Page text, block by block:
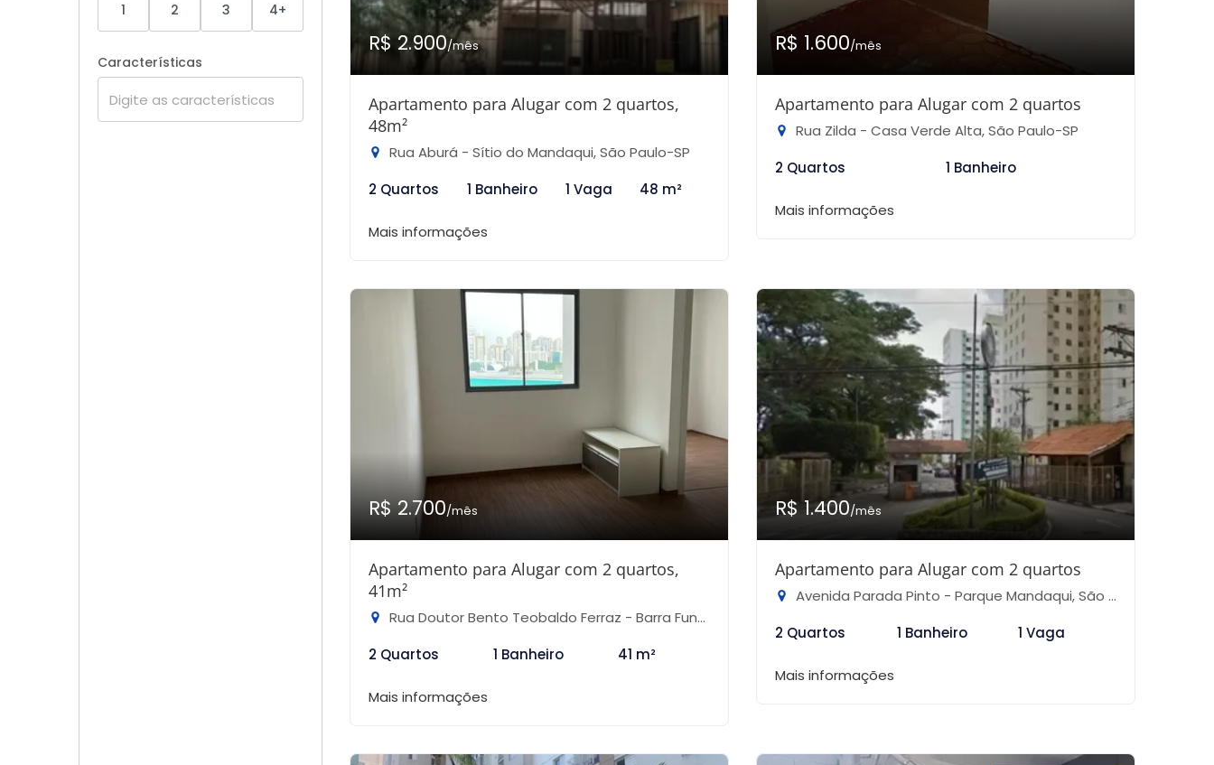
1
2 3 4+
Características
R$ 2.900/mês
Apartamento para Alugar com 2 quartos,
48m²
Rua Aburá - Sítio do Mandaqui, São Paulo-SP
2 Quartos
1 Banheiro 1 Vaga 48 m²
Mais informações
R$ 1.600/mês
Apartamento para Alugar com 2 quartos
Rua Zilda - Casa Verde Alta, São Paulo-SP
2 Quartos
1 Banheiro
Mais informações
R$ 2.700/mês
Apartamento para Alugar com 2 quartos,
41m²
Rua Doutor Bento Teobaldo Ferraz - Barra Funda, São Paulo-SP
2 Quartos
1 Banheiro 41 m²
Mais informações
R$ 1.400/mês
Apartamento para Alugar com 2 quartos
Avenida Parada Pinto - Parque Mandaqui, São Paulo-SP
2 Quartos
1 Banheiro 1 Vaga
Mais informações